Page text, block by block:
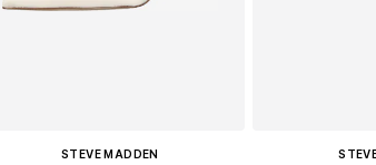
STEVE MADDEN